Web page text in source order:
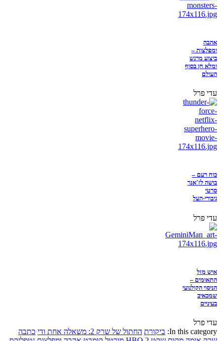
אהבה
ומפלצות –
ביצוע מרגש
ומלא חן בסוף
העולם
עדי פרל
כוח רעם –
בושה לז'אנר
סרטי
גיבורי-העל
עדי פרל
איש מזל
התאומים –
הניסוי הקולנועי
שמכאיב
בעיניים
עדי פרל
In this category: ביקורת החתול של שרק 2: משאלה אחת ודי
כתבה